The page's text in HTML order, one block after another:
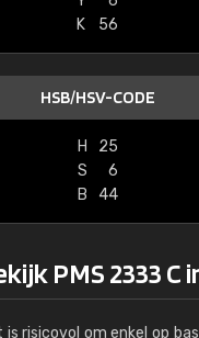
K
56
HSB/HSV-CODE
H
25
S
6
B
44
PMS 2333
is risicovol om enkel op